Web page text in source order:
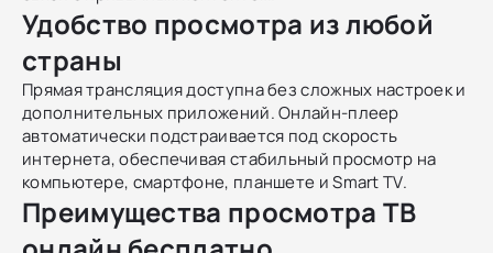
Удобство просмотра из любой
страны
Прямая трансляция доступна без сложных настроек и
дополнительных приложений. Онлайн-плеер
автоматически подстраивается под скорость
интернета, обеспечивая стабильный просмотр на
компьютере, смартфоне, планшете и Smart TV.
Преимущества просмотра ТВ